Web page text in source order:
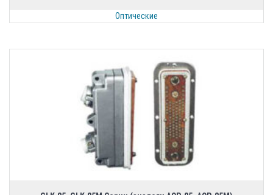
Оптические